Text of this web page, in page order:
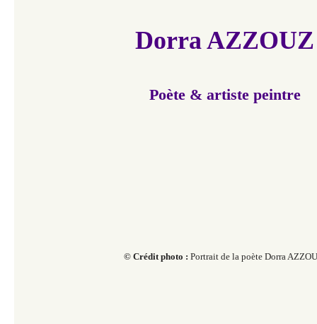
Dorra AZZOUZ
Poète & artiste peintre
© Crédit photo : Portrait de la poète Dorra